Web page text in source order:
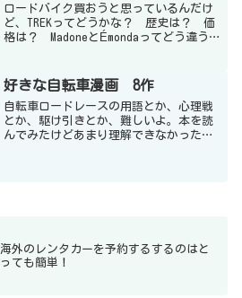
た。
ロードバイク買おうと思っているんだけ
ど、TREKってどうかな？ 歴史は？ 価
格は？ MadoneとÉmondaってどう違う
たのでご確認ください。
好きな自転車漫画 8作
自転車ロードレースの用語とか、心理戦
とか、駆け引きとか、難しいよ。本を読
んでみたけどあまり理解できなかった。
海外のレンタカーを予約するするのはと
っても簡単！